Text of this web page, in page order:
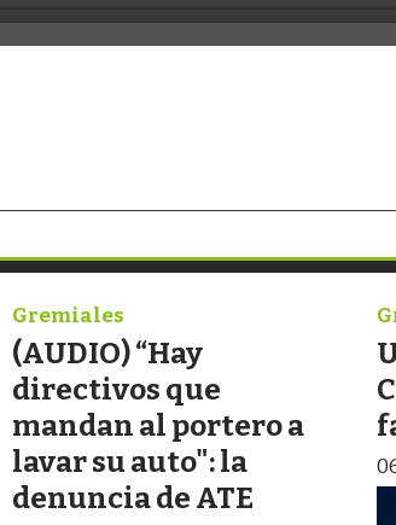
(AUDIO) “Hay
directivos que
mandan al portero a
lavar su auto": la
denuncia de ATE
Gremiales